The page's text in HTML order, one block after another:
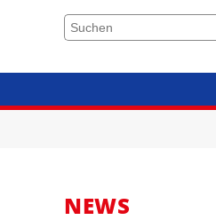
NEWS